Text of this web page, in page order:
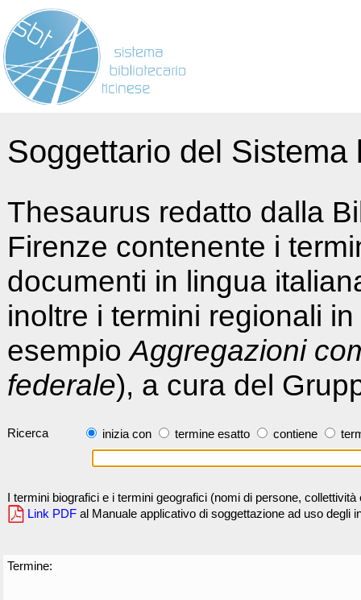
Soggettario del
Thesaurus redatto dalla
Firenze contenente i
documenti in lingua
inoltre i termini regionali
esempioAggregazioni
federale), a cura del
Ricerca inizia con termine esatto contiene
I termini biografici e i termini geografici (nomi di persone,
Link PDF al Manuale applicativo di soggettazione ad uso degli
Termine: